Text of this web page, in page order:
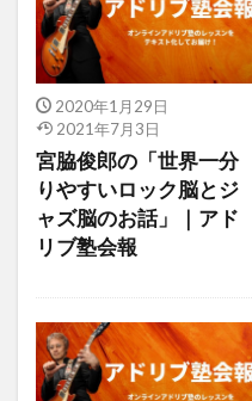
2020年1月29日
2021年7月3日
宮脇俊郎の「世界一分
りやすいロック脳とジ
ャズ脳のお話」｜アド
リブ塾会報